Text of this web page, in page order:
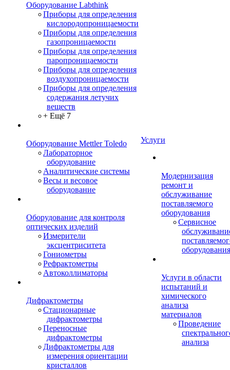
Оборудование Labthink
Приборы для определения
кислородопроницаемости
Приборы для определения
газопроницаемости
Приборы для определения
паропроницаемости
Приборы для определения
воздухопроницаемости
Приборы для определения
содержания летучих
веществ
+ Ещё 7
Оборудование Mettler Toledo
Лабораторное
оборудование
Аналитические системы
Весы и весовое
оборудование
Оборудование для контроля
оптических изделий
Измерители
эксцентриситета
Гониометры
Рефрактометры
Автоколлиматоры
Дифрактометры
Стационарные
дифрактометры
Переносные
дифрактометры
Дифрактометры для
измерения ориентации
кристаллов
Услуги
Модернизация
ремонт и
обслуживание
поставляемого
оборудования
Сервисное
оборудования
Услуги в области
испытаний и
химического
анализа
материалов
Проведение
анализа